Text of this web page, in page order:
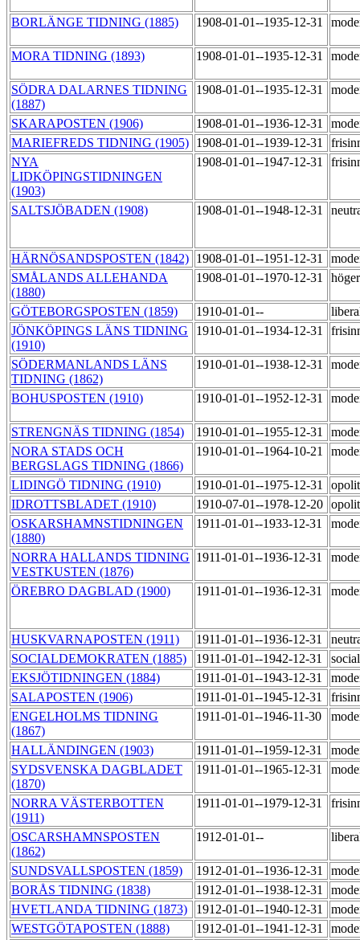
BORLÄNGE TIDNING (1885) 1908-01-01--1935-12-31
MORA TIDNING (1893) 1908-01-01--1935-12-31
SÖDRA DALARNES TIDNING
(1887)
1908-01-01--1935-12-31
SKARAPOSTEN (1906) 1908-01-01--1936-12-31
MARIEFREDS TIDNING (1905) 1908-01-01--1939-12-31
NYA
LIDKÖPINGSTIDNINGEN
(1903)
1908-01-01--1947-12-31
SALTSJÖBADEN (1908) 1908-01-01--1948-12-31
HÄRNÖSANDSPOSTEN (1842) 1908-01-01--1951-12-31
SMÅLANDS ALLEHANDA
(1880)
1908-01-01--1970-12-31
GÖTEBORGSPOSTEN (1859) 1910-01-01--
JÖNKÖPINGS LÄNS TIDNING
(1910)
1910-01-01--1934-12-31
SÖDERMANLANDS LÄNS
TIDNING (1862)
1910-01-01--1938-12-31
BOHUSPOSTEN (1910) 1910-01-01--1952-12-31
STRENGNÄS TIDNING (1854) 1910-01-01--1955-12-31
NORA STADS OCH
BERGSLAGS TIDNING (1866)
1910-01-01--1964-10-21
LIDINGÖ TIDNING (1910) 1910-01-01--1975-12-31
IDROTTSBLADET (1910)
1910-07-01--1978-12-20
OSKARSHAMNSTIDNINGEN
(1880)
1911-01-01--1933-12-31
NORRA HALLANDS TIDNING
VESTKUSTEN (1876)
1911-01-01--1936-12-31
ÖREBRO DAGBLAD (1900) 1911-01-01--1936-12-31
HUSKVARNAPOSTEN (1911) 1911-01-01--1936-12-31
SOCIALDEMOKRATEN (1885)
1911-01-01--1942-12-31
EKSJÖTIDNINGEN (1884)
1911-01-01--1943-12-31
SALAPOSTEN (1906)
1911-01-01--1945-12-31
ENGELHOLMS TIDNING
(1867)
1911-01-01--1946-11-30
HALLÄNDINGEN (1903) 1911-01-01--1959-12-31
SYDSVENSKA DAGBLADET
(1870)
1911-01-01--1965-12-31
NORRA VÄSTERBOTTEN
(1911)
1911-01-01--1979-12-31
OSCARSHAMNSPOSTEN
(1862)
1912-01-01--
SUNDSVALLSPOSTEN (1859) 1912-01-01--1936-12-31
BORÅS TIDNING (1838)
1912-01-01--1938-12-31
HVETLANDA TIDNING (1873)
1912-01-01--1940-12-31
WESTGÖTAPOSTEN (1888)
1912-01-01--1941-12-31